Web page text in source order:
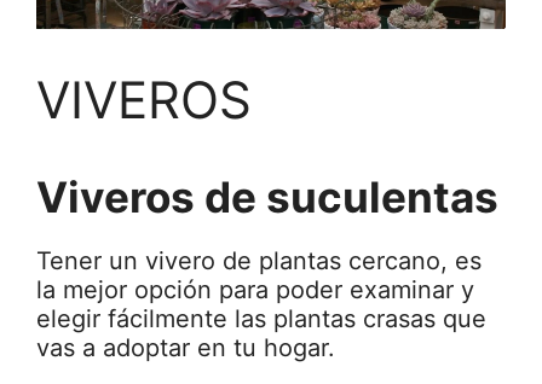
VIVEROS
Viveros de suculentas
Tener un vivero de plantas cercano, es
la mejor opción para poder examinar y
elegir fácilmente las plantas crasas que
vas a adoptar en tu hogar.